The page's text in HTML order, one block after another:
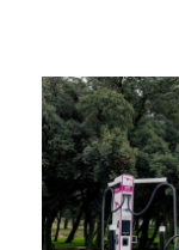
Puls Magazin
Zukunft der Mobilität